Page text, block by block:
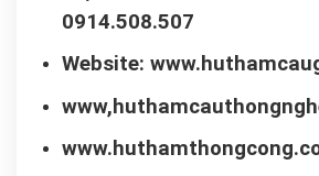
0914.508.507
Website: